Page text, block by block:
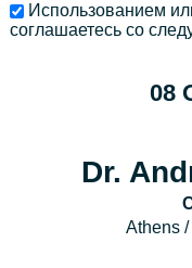
Использованием
соглашаетесь со
08
Dr.
Athens